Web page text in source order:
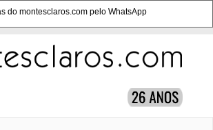
do montesclaros.com pelo WhatsApp